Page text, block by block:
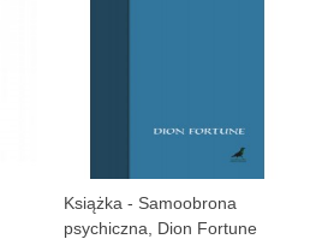
Książka - Samoobrona
psychiczna, Dion Fortune